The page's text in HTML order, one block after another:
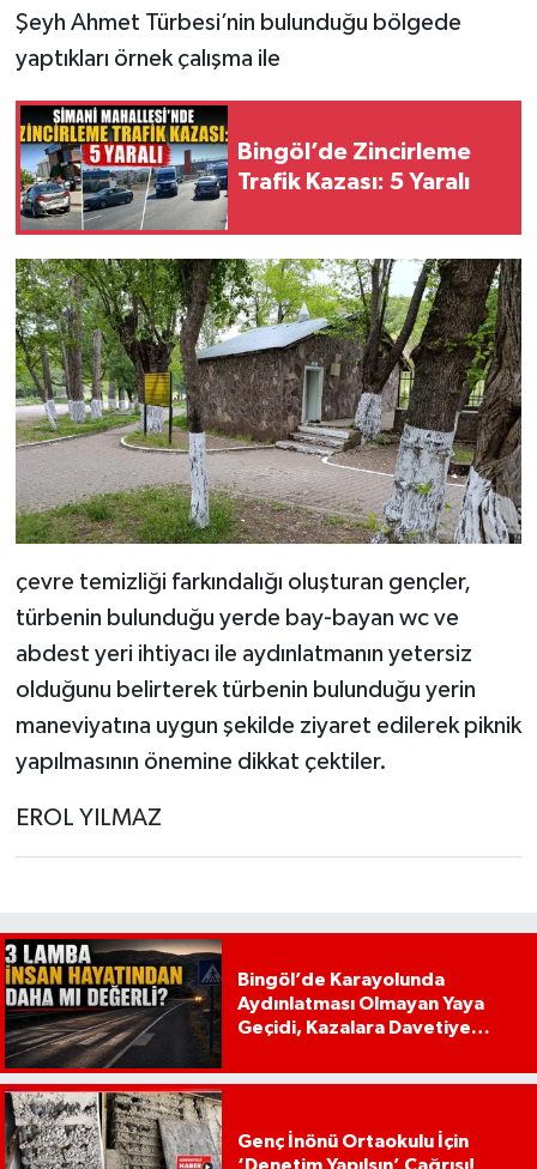
Şeyh Ahmet Türbesi’nin bulunduğu bölgede
yaptıkları örnek çalışma ile
Bingöl’de Zincirleme
Trafik Kazası: 5 Yaralı
çevre temizliği farkındalığı oluşturan gençler,
türbenin bulunduğu yerde bay-bayan wc ve
abdest yeri ihtiyacı ile aydınlatmanın yetersiz
olduğunu belirterek türbenin bulunduğu yerin
maneviyatına uygun şekilde ziyaret edilerek piknik
yapılmasının önemine dikkat çektiler.
EROL YILMAZ
Bingöl’de Karayolunda
Aydınlatması Olmayan Yaya
Geçidi, Kazalara Davetiye
Genç İnönü Ortaokulu İçin